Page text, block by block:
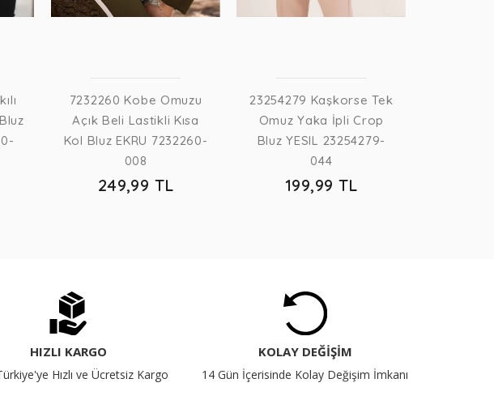
7232260 Kobe Omuzu
Açık Beli Lastikli Kısa
Kol Bluz EKRU 7232260-
008
249,99 TL
23254279 Kaşkorse Tek
Omuz Yaka İpli Crop
Bluz YESIL 23254279-
044
199,99 TL
HIZLI KARGO
Hızlı ve Ücretsiz Kargo
KOLAY DEĞİŞİM
14 Gün İçerisinde Kolay Değişim İmkanı